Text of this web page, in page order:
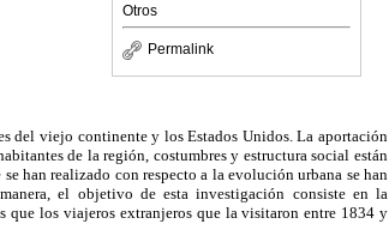
Otros
Permalink
del viejo continente y los Estados Unidos. La aportación
de la región, costumbres y estructura social están
han realizado con respecto a la evolución urbana se han
el objetivo de esta investigación consiste en la
que los viajeros extranjeros que la visitaron entre 1834 y